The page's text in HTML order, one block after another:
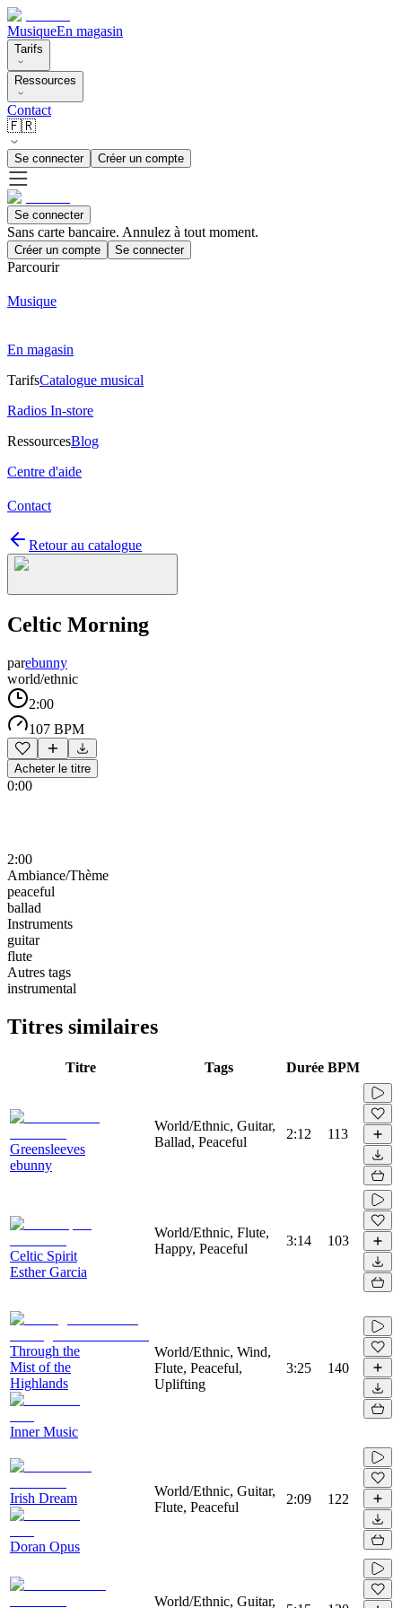
MusiqueEn magasin
Tarifs
Ressources
Contact
🇫🇷
Se connecter Créer un compte
Se connecter
Sans carte bancaire. Annulez à tout moment.
Créer un compte Se connecter
Parcourir
Musique
En magasin
TarifsCatalogue musical
Radios In-store
RessourcesBlog
Centre d'aide
Contact
Retour au catalogue
Celtic Morning
parebunny
world/ethnic
2:00
107 BPM
Acheter le titre
0:00
2:00
Ambiance/Thème
peaceful
ballad
Instruments
guitar
flute
Autres tags
instrumental
Titres similaires
Titre Tags Durée BPM
Greensleeves
ebunny
World/Ethnic, Guitar,
Ballad, Peaceful
2:12 113
Celtic Spirit
Esther Garcia
World/Ethnic, Flute,
Happy, Peaceful
3:14 103
Through the
Mist of the
Highlands
Inner Music
World/Ethnic, Wind,
Flute, Peaceful,
Uplifting
3:25 140
Irish Dream
Doran Opus
World/Ethnic, Guitar,
Flute, Peaceful
2:09 122
World/Ethnic, Guitar,